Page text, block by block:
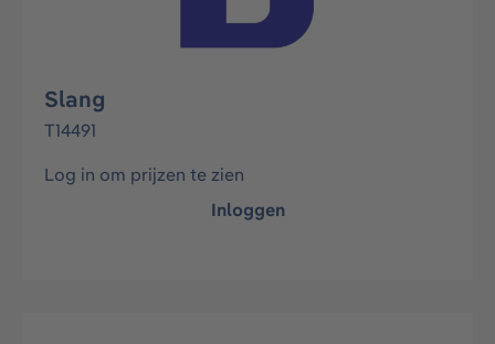
Slang
T14491
Log in om prijzen te zien
Inloggen